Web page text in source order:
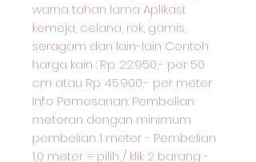
warna tahan lama Aplikasi:
kemeja, celana, rok, gamis,
seragam dan lain-lain Contoh
harga kain : Rp. 22.950,- per 50
cm atau Rp. 45.900,- per meter
Info Pemesanan: Pembelian
meteran dengan minimum
pembelian 1 meter - Pembelian
1,0 meter = pilih / klik 2 barang -